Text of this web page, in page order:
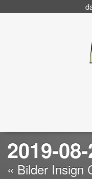
navigation
2019-
« Bilder Insign